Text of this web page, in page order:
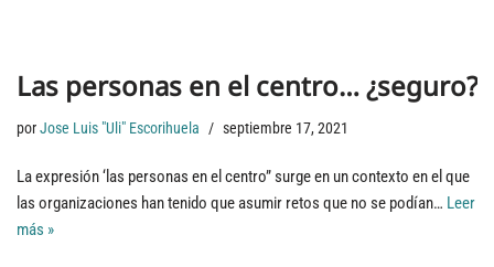
Las personas en el centro… ¿seguro?
porJose Luis "Uli" Escorihuela septiembre 17, 2021
La expresión ‘las personas en el centro” surge en un contexto en el que
las organizaciones han tenido que asumir retos que no se podían… Leer
más »